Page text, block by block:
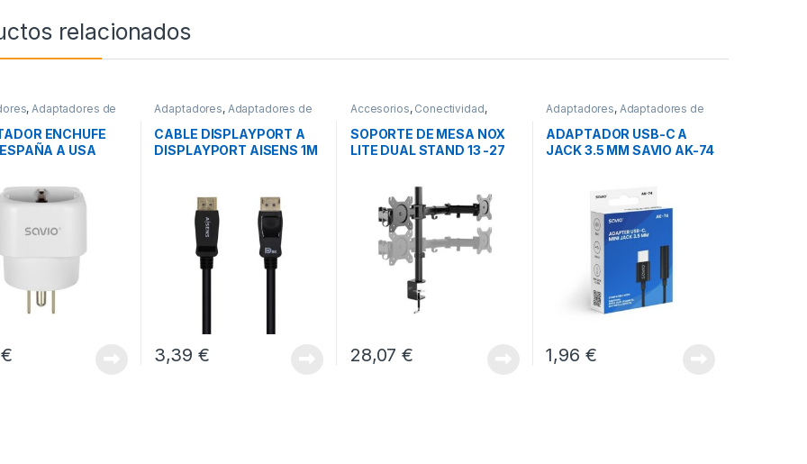
relacionados
,Adaptadores de
Conectividad
ENCHUFE
A USA
€
Adaptadores, Adaptadores de
Video
Conectividad
CABLE DISPLAYPORT A
DISPLAYPORT AISENS 1M
3,39 €
Accesorios, Conectividad,
SOPORTE DE MESA NOX
LITE DUAL STAND 13 -27
28,07€
Adaptadores, Adaptadores de
Audio
Conectividad
ADAPTADOR USB-C A
JACK 3.5 MM SAVIO AK-74
1,96 €